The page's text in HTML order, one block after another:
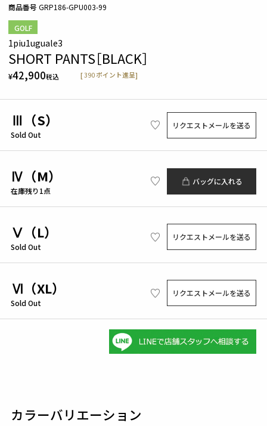
GOLF
1piu1uguale3
SHORT PANTS［BLACK］
¥42,900税込 [390 ポイント進呈]
商品番号 GRP186-GPU003-99
Ⅲ（S）
Sold Out
リクエストメールを送る
Ⅳ（M）
在庫残り1点
バッグに入れる
Ⅴ（L）
Sold Out
リクエストメールを送る
Ⅵ（XL）
Sold Out
リクエストメールを送る
カラーバリエーション